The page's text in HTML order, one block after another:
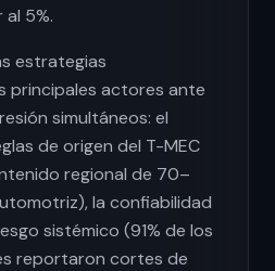
5%.
estrategias
principales actores ante
simultáneos: el
de origen del T-MEC
regional de 70–
la confiabilidad
sistémico (91% de los
reportaron cortes de